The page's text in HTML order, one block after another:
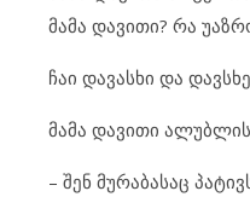
მამა დავითი? რა
ჩაი დავასხი და
მამა დავითი ალუბლის
– შენ მურაბასაც